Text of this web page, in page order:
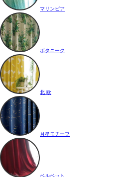
マリンピア
ボタニーク
北 欧
月星モチーフ
ベルベット